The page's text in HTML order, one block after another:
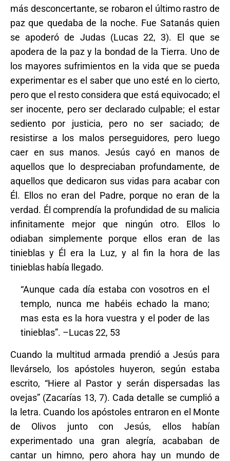
más desconcertante, se robaron el último rastro de
paz que quedaba de la noche. Fue Satanás quien
se apoderó de Judas (Lucas 22, 3). El que se
apodera de la paz y la bondad de la Tierra. Uno de
los mayores sufrimientos en la vida que se pueda
experimentar es el saber que uno esté en lo cierto,
pero que el resto considera que está equivocado; el
ser inocente, pero ser declarado culpable; el estar
sediento por justicia, pero no ser saciado; de
resistirse a los malos perseguidores, pero luego
caer en sus manos. Jesús cayó en manos de
aquellos que lo despreciaban profundamente, de
aquellos que dedicaron sus vidas para acabar con
Él. Ellos no eran del Padre, porque no eran de la
verdad. Él comprendía la profundidad de su malicia
infinitamente mejor que ningún otro. Ellos lo
odiaban simplemente porque ellos eran de las
tinieblas y Él era la Luz, y al fin la hora de las
tinieblas había llegado.
“Aunque cada día estaba con vosotros en el
templo, nunca me habéis echado la mano;
mas esta es la hora vuestra y el poder de las
tinieblas”. –Lucas 22, 53
Cuando la multitud armada prendió a Jesús para
llevárselo, los apóstoles huyeron, según estaba
escrito, “Hiere al Pastor y serán dispersadas las
ovejas” (Zacarías 13, 7). Cada detalle se cumplió a
la letra. Cuando los apóstoles entraron en el Monte
de Olivos junto con Jesús, ellos habían
experimentado una gran alegría, acababan de
cantar un himno, pero ahora hay un mundo de